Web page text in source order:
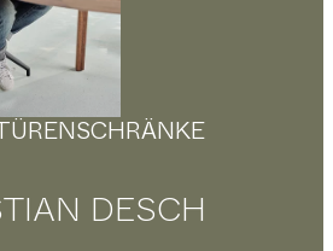
DESCH